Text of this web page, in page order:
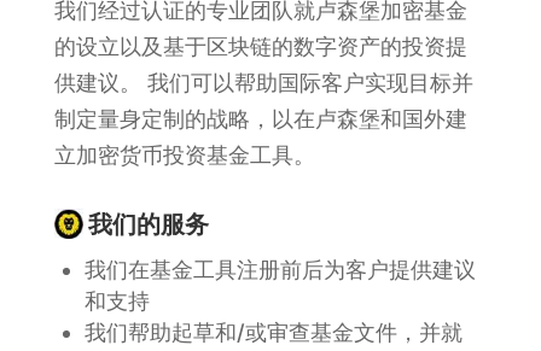
我们经过认证的专业团队就卢森堡加密基金
的设立以及基于区块链的数字资产的投资提
供建议。 我们可以帮助国际客户实现目标并
制定量身定制的战略，以在卢森堡和国外建
立加密货币投资基金工具。
我们的服务
我们在基金工具注册前后为客户提供建议
和支持
我们帮助起草和/或审查基金文件，并就